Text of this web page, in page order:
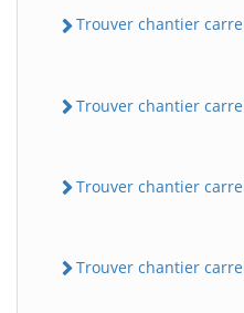
Trouver chantier
Trouver chantier
Trouver chantier
Trouver chantier